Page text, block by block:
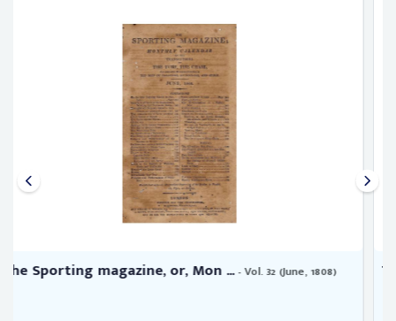
The Sporting magazine, or, Mon ...- (November, 1793)